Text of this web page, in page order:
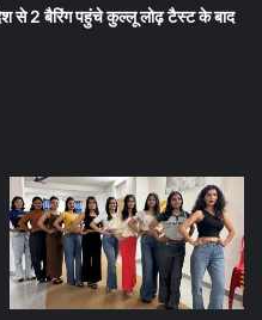
से 2 बैरिंग पहुंचे कुल्लू लोढ़ टैस्ट के बाद